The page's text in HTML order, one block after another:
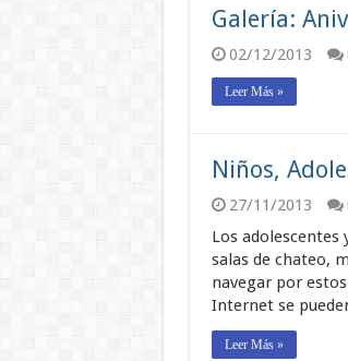
Galería:
02/12/2013
Leer Más »
Niños,
27/11/2013
Los adolescentes
salas de chateo,
navegar por
Internet se
Leer Más »